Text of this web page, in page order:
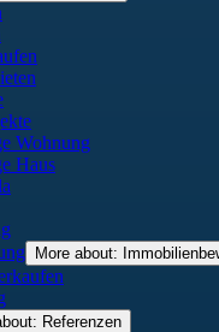
Wohnung
Haus
More about:
Referenzen